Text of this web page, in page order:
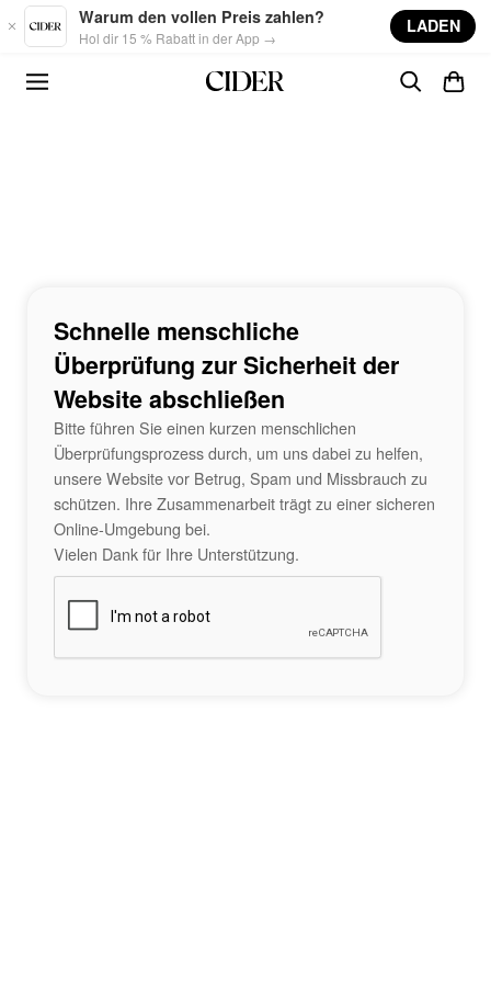
Skip to main content
Warum den vollen Preis zahlen?
Hol dir 15 % Rabatt in der App →
LADEN
Schnelle menschliche
Überprüfung zur Sicherheit der
Website abschließen
Bitte führen Sie einen kurzen menschlichen
Überprüfungsprozess durch, um uns dabei zu helfen,
unsere Website vor Betrug, Spam und Missbrauch zu
schützen. Ihre Zusammenarbeit trägt zu einer sicheren
Online-Umgebung bei.
Vielen Dank für Ihre Unterstützung.